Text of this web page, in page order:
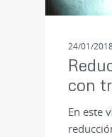
24/01/
con
En este